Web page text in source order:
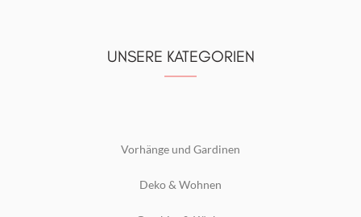
UNSERE KATEGORIEN
Vorhänge und Gardinen
Deko & Wohnen